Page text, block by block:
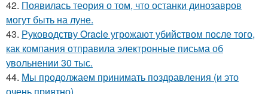
42. Появилась теория о том, что останки динозавров
могут быть на луне.
43. Руководству Oracle угрожают убийством после того,
как компания отправила электронные письма об
увольнении 30 тыс.
44. Мы продолжаем принимать поздравления (и это